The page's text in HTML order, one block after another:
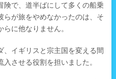
険で、道半ばにして多くの船乗
らが旅をやめなかったのは、そ
に他なりません。
、イギリスと宗主国を変える間
させる役割を担いました。